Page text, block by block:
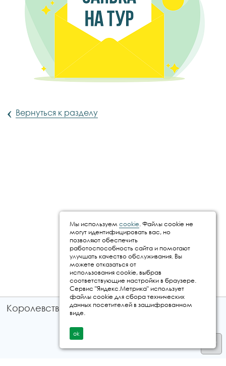
‹ Вернуться к разделу
Королевство путешествий © 2026
Мы используем cookie. Файлы cookie не
могут идентифицировать вас, но
позволяют обеспечить
работоспособность сайта и помогают
улучшать качество обслуживания. Вы
можете отказаться от
использования cookie, выбрав
соответствующие настройки в браузере.
Сервис "Яндекс.Метрика" использует
файлы cookie для сбора технических
данных посетителей в зашифрованном
виде.
ok